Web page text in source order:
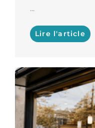
...
Lire l'article